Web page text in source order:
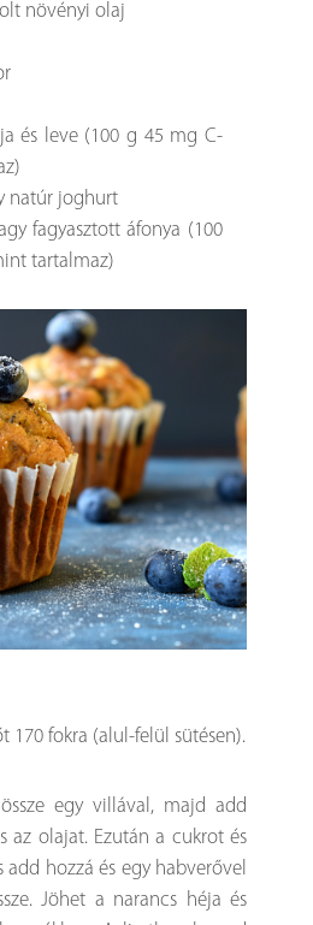
növényi olaj
és leve (100 g 45 mg C-
natúr joghurt
fagyasztott áfonya (100
tartalmaz)
170 fokra (alul-felül sütésen).
egy villával, majd add
az olajat. Ezután a cukrot és
hozzá és egy habverővel
Jöhet a narancs héja és